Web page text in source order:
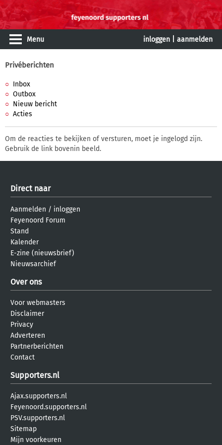
Menu inloggen aanmelden
Privéberichten
Inbox
Outbox
Nieuw bericht
Acties
Om de reacties te bekijken of versturen, moet je ingelogd zijn.
Gebruik de link bovenin beeld.
Direct naar
Aanmelden / inloggen
Feyenoord Forum
Stand
Kalender
E-zine (nieuwsbrief)
Nieuwsarchief
Over ons
Voor webmasters
Disclaimer
Privacy
Adverteren
Partnerberichten
Contact
Supporters.nl
Ajax.supporters.nl
Feyenoord.supporters.nl
PSV.supporters.nl
Sitemap
Mijn voorkeuren